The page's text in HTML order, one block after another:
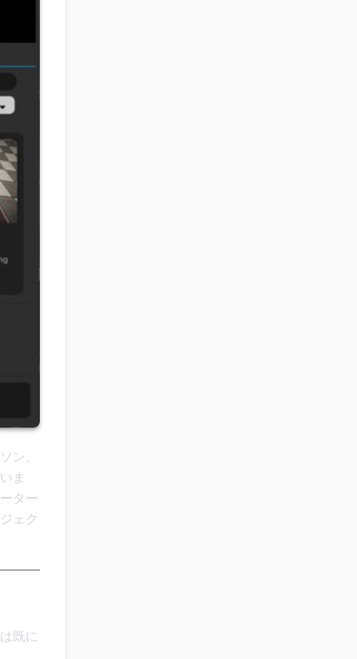
ン、
ま
ター
ェク
既に